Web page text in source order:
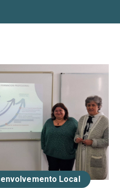
Local